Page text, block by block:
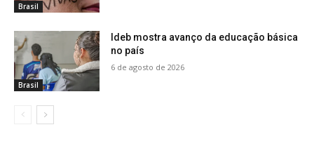
Brasil
Brasil
Ideb mostra avanço da educação básica
no país
6 de agosto de 2026